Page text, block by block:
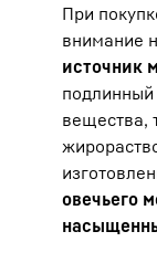
При
внимание
источник
подлинный
вещества,
овечьего